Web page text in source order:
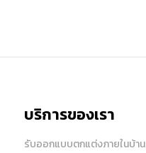
บริการของเรา
รับออกแบบตกแต่งภายในบ้าน